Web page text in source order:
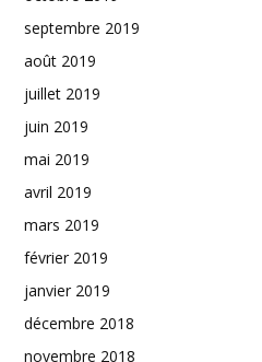
septembre 2019
août 2019
juillet 2019
juin 2019
mai 2019
avril 2019
mars 2019
février 2019
janvier 2019
décembre 2018
novembre 2018